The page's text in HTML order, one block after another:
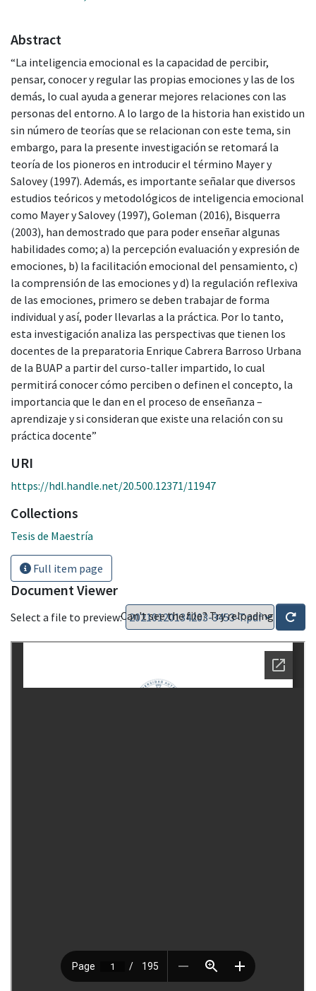
Abstract
“La inteligencia emocional es la capacidad de percibir,
pensar, conocer y regular las propias emociones y las de los
demás, lo cual ayuda a generar mejores relaciones con las
personas del entorno. A lo largo de la historia han existido un
sin número de teorías que se relacionan con este tema, sin
embargo, para la presente investigación se retomará la
teoría de los pioneros en introducir el término Mayer y
Salovey (1997). Además, es importante señalar que diversos
estudios teóricos y metodológicos de inteligencia emocional
como Mayer y Salovey (1997), Goleman (2016), Bisquerra
(2003), han demostrado que para poder enseñar algunas
habilidades como; a) la percepción evaluación y expresión de
emociones, b) la facilitación emocional del pensamiento, c)
la comprensión de las emociones y d) la regulación reflexiva
de las emociones, primero se deben trabajar de forma
individual y así, poder llevarlas a la práctica. Por lo tanto,
esta investigación analiza las perspectivas que tienen los
docentes de la preparatoria Enrique Cabrera Barroso Urbana
de la BUAP a partir del curso-taller impartido, lo cual
permitirá conocer cómo perciben o definen el concepto, la
importancia que le dan en el proceso de enseñanza –
aprendizaje y si consideran que existe una relación con su
práctica docente”
URI
https://hdl.handle.net/20.500.12371/11947
Collections
Tesis de Maestría
Full item page
Document Viewer
Select a file to preview:Can't see the file? Try reloading